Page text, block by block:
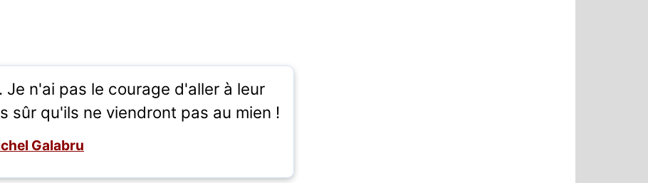
n'ai pas le courage d'aller à leur
sûr qu'ils ne viendront pas au mien !
Galabru